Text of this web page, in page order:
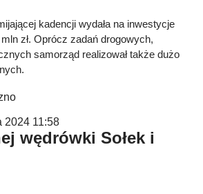
kadencji wydała na inwestycje
zł. Oprócz zadań drogowych,
samorząd realizował także dużo
2024 11:58
wędrówki Sołek i